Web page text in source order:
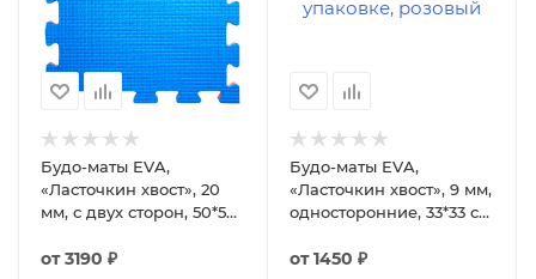
Будо-маты EVA,
«Ласточкин хвост», 20
мм, с двух сторон, 50*50
от3190 ₽
Будо-маты EVA,
«Ласточкин хвост», 9 мм,
односторонние, 33*33 см,
от1450 ₽